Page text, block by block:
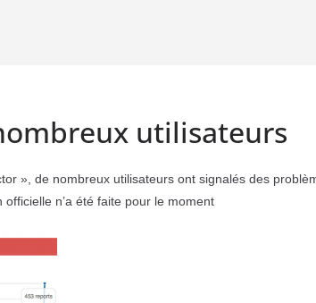
utilisateurs
», de nombreux utilisateurs ont signalés des
n’a été faite pour le moment